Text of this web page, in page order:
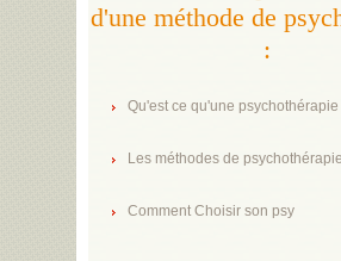
d'une méthode de
:
Qu'est ce qu'une psychothérapie
Les méthodes de psychothérapie
Comment Choisir son psy